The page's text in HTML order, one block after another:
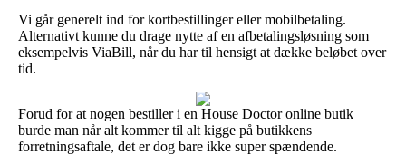
Vi går generelt ind for kortbestillinger eller mobilbetaling.
Alternativt kunne du drage nytte af en afbetalingsløsning som
eksempelvis ViaBill, når du har til hensigt at dække beløbet over
tid.
Forud for at nogen bestiller i en House Doctor online butik
burde man når alt kommer til alt kigge på butikkens
forretningsaftale, det er dog bare ikke super spændende.